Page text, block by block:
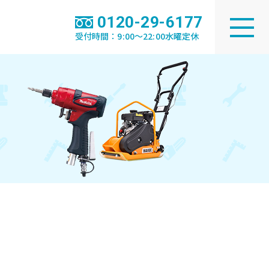
0120-29-6177
受付時間：9:00～22:00水曜定休